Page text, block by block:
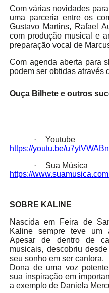
Com várias novidades
uma parceria entre os
Gustavo Martins, Rafael
com produção musical e
preparação vocal de
Com agenda aberta para
podem ser obtidas através
Ouça Bilhete e outros
·
Youtube
https://youtu.be/
·
Sua Música
https://
SOBRE KALINE
Nascida em Feira de
Kaline sempre teve um
Apesar de dentro de
musicais, descobriu
seu sonho em ser cantora.
Dona de uma voz
sua inspiração em
a exemplo de Daniela